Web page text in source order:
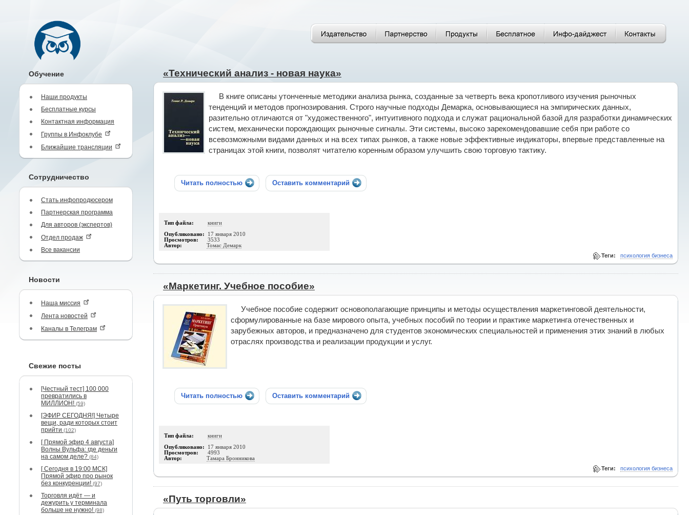
Обучение
Наши продукты
Бесплатные курсы
Контактная информация
Группы в Инфоклубе
Ближайшие трансляции
Сотрудничество
Стать инфопродюсером
Партнерская программа
Для авторов (экспертов)
Отдел продаж
Все вакансии
Новости
Наша миссия
Лента новостей
Каналы в Телеграм
Свежие посты
[Честный тест] 100 000
превратились в
МИЛЛИОН! (59)
[ЭФИР СЕГОДНЯ!] Четыре
вещи, ради которых стоит
прийти (102)
[ Прямой эфир 4 августа]
Волны Вульфа: где деньги
на самом деле? (84)
[ Сегодня в 19:00 МСК]
Прямой эфир про рынок
без конкуренции! (97)
Торговля идёт — и
дежурить у терминала
больше не нужно! (98)
«Технический анализ - новая наука»
В книге описаны утонченные методики анализа рынка, созданные за четверть века кропотливого изучения рыночных
тенденций и методов прогнозирования. Строго научные подходы Демарка, основывающиеся на эмпирических данных,
разительно отличаются от "художественного", интуитивного подхода и служат рациональной базой для разработки динамических
систем, механически порождающих рыночные сигналы. Эти системы, высоко зарекомендовавшие себя при работе со
всевозможными видами данных и на всех типах рынков, а также новые эффективные индикаторы, впервые представленные на
страницах этой книги, позволят читателю коренным образом улучшить свою торговую тактику.
Читать полностью Оставить комментарий
Тип файла: книги
Опубликовано: 17 января 2010
Просмотров: 3533
Автор: Томас Демарк
Теги: психология бизнеса
«Маркетинг. Учебное пособие»
Учебное пособие содержит основополагающие принципы и методы осуществления маркетинговой деятельности,
сформулированные на базе мирового опыта, учебных пособий по теории и практике маркетинга отечественных и
зарубежных авторов, и предназначено для студентов экономических специальностей и применения этих знаний в любых
отраслях производства и реализации продукции и услуг.
Читать полностью Оставить комментарий
Тип файла: книги
Опубликовано: 17 января 2010
Просмотров: 4993
Автор: Тамара Бронникова
Теги: психология бизнеса
«Путь торговли»